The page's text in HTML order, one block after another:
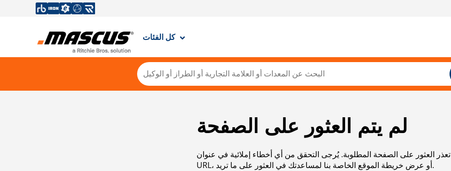
كل الفئات
لم يتم العثور على الصفحة
تعذر العثور على الصفحة المطلوبة. يُرجى التحقق من أي أخطاء إملائية في عنوان
URL، أو عرض خريطة الموقع الخاصة بنا لمساعدتك في العثور على ما تريد.